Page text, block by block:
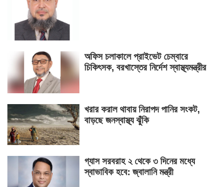
অফিস চলাকালে প্রাইভেট চেম্বারে
চিকিৎসক, বরখাস্তের নির্দেশ স্বাস্থ্যমন্ত্রীর
খরার করাল থাবায় নিরাপদ পানির সংকট,
বাড়ছে জনস্বাস্থ্য ঝুঁকি
গ্যাস সরবরাহ ২ থেকে ৩ দিনের মধ্যে
স্বাভাবিক হবে: জ্বালানি মন্ত্রী